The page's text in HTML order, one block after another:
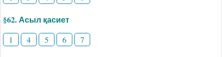
§62. Асыл қасиет
1 4 5 6 7